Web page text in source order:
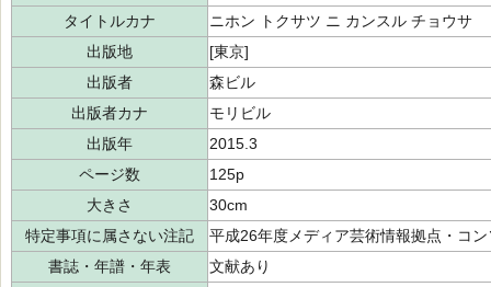
タイトルカナ
ニホン トクサツ ニ カンスル チョウサ
出版地
[東京]
出版者
森ビル
出版者カナ
モリビル
出版年
2015.3
ページ数
125p
大きさ
30cm
特定事項に属さない注記
平成26年度メディア芸術情報拠点・コ
書誌・年譜・年表
文献あり